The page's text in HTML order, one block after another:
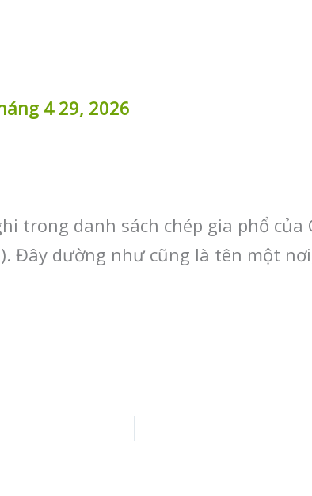
4 29, 2026
trong danh sách chép gia phổ
Đây dường như cũng là tên một